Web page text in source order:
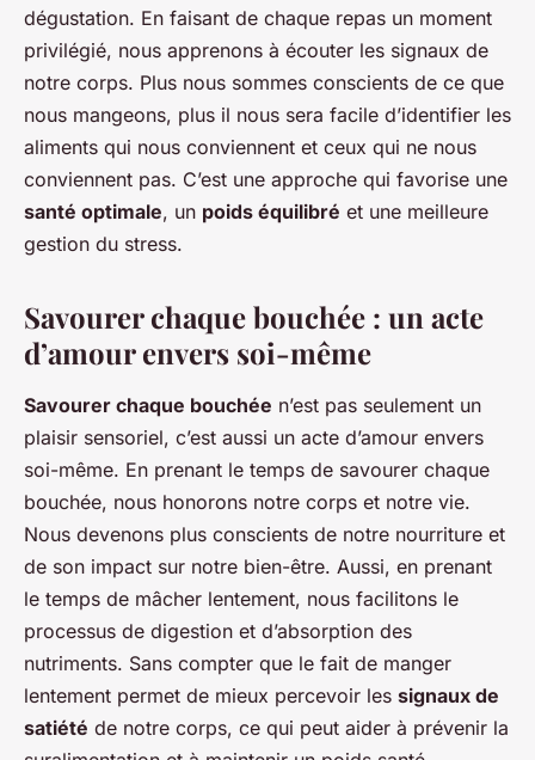
dégustation. En faisant de chaque repas un moment
privilégié, nous apprenons à écouter les signaux de
notre corps. Plus nous sommes conscients de ce que
nous mangeons, plus il nous sera facile d’identifier les
aliments qui nous conviennent et ceux qui ne nous
conviennent pas. C’est une approche qui favorise une
santé optimale, un poids équilibré et une meilleure
gestion du stress.
Savourer chaque bouchée : un acte
d’amour envers soi-même
Savourer chaque bouchée n’est pas seulement un
plaisir sensoriel, c’est aussi un acte d’amour envers
soi-même. En prenant le temps de savourer chaque
bouchée, nous honorons notre corps et notre vie.
Nous devenons plus conscients de notre nourriture et
de son impact sur notre bien-être. Aussi, en prenant
le temps de mâcher lentement, nous facilitons le
processus de digestion et d’absorption des
nutriments. Sans compter que le fait de manger
lentement permet de mieux percevoir les signaux de
satiété de notre corps, ce qui peut aider à prévenir la